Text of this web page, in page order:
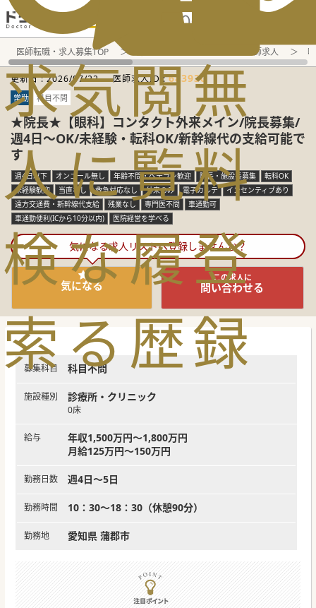
電話でのお問い合わせ：平日9:30-19:00
求
人
検
索
気
に
な
る
閲
覧
履
歴
無
料
登
録
医師転職・求人募集TOP 愛知県 医師求人
更新日 :2026/07/22 医師求人ID :683930
常勤 科目不問
★院長★【眼科】コンタクト外来メイン/院長募集/
週4日～OK/未経験・転科OK/新幹線代の支給可能で
す
週4日以下 オンコール無し 年齢不問・ベテラン歓迎 院長・施設長募集
転科OK
未経験歓迎
当直なし 救急対応なし 外来のみ 電子カルテ
インセンティブあり
遠方交通費・新幹線代支給
残業なし 専門医不問
車通勤可
車通勤便利(ICから10分以内)
医院経営を学べる
気になる求人リストへ登録しませんか？
気になる
この求人に
問い合わせる
募集科目 科目不問
施設種別 診療所・クリニック
0床
給与
年収1,500万円～1,800万円
月給125万円～150万円
勤務日数 週4日～5日
勤務時間 10：30～18：30（休憩90分）
勤務地 愛知県 蒲郡市